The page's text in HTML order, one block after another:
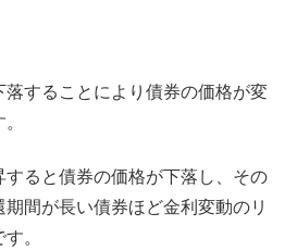
することにより債券の価格が変
ると債券の価格が下落し、その
間が長い債券ほど金利変動のリ
。